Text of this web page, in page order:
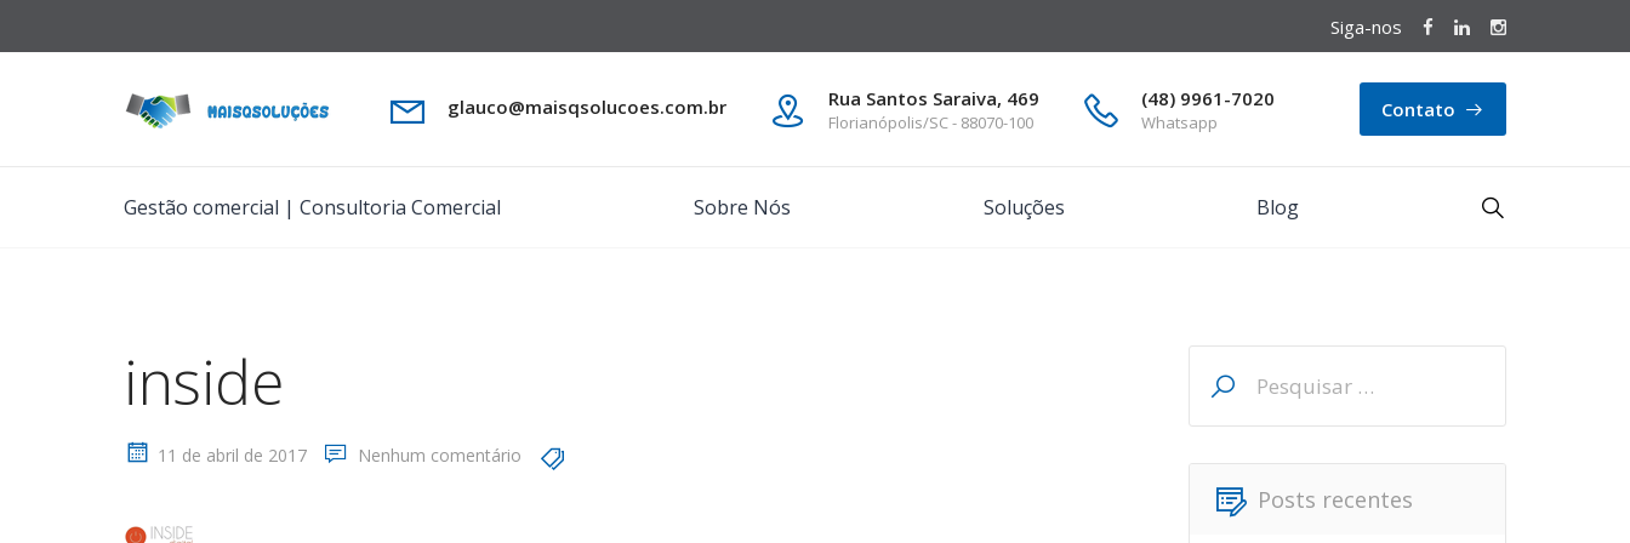
Siga-nos
glauco@maisqsolucoes.com.br Rua Santos Saraiva, 469
Florianópolis/SC - 88070-100
(48) 9961-7020
Whatsapp
Contato
Gestão comercial | Consultoria Comercial Sobre Nós Soluções Blog
inside
11 de abril de 2017 Nenhum comentário
Pesquisar
por:
Posts recentes